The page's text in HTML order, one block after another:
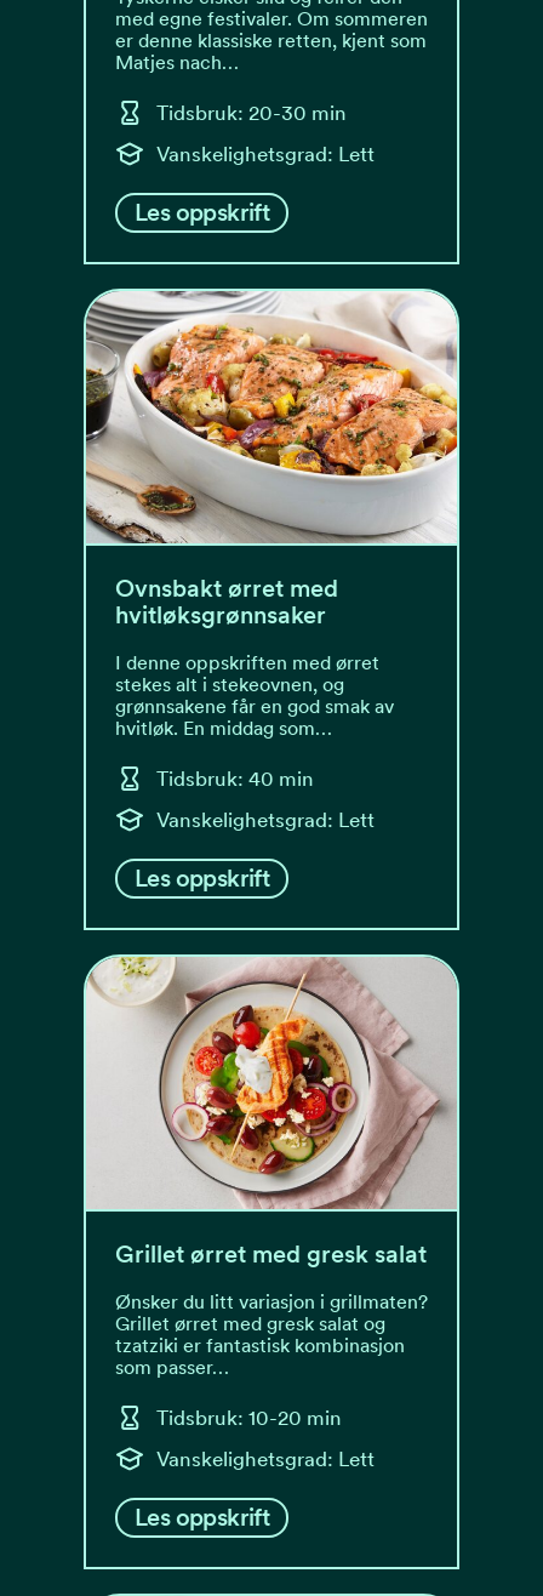
med egne festivaler. Om sommeren
er denne klassiske retten, kjent som
Matjes nach…
Tidsbruk: 20-30 min
Vanskelighetsgrad: Lett
Les oppskrift
Ovnsbakt ørret med
hvitløksgrønnsaker
I denne oppskriften med ørret
stekes alt i stekeovnen, og
grønnsakene får en god smak av
hvitløk. En middag som…
Tidsbruk: 40 min
Vanskelighetsgrad: Lett
Les oppskrift
Grillet ørret med gresk salat
Ønsker du litt variasjon i grillmaten?
Grillet ørret med gresk salat og
tzatziki er fantastisk kombinasjon
som passer…
Tidsbruk: 10-20 min
Vanskelighetsgrad: Lett
Les oppskrift